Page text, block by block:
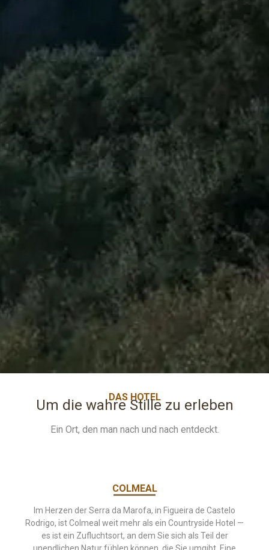
DAS HOTEL
Um die wahre Stille zu erleben
Ein Ort, den man nach und nach entdeckt.
COLMEAL
Im Herzen der Serra da Marofa, in Figueira de Castelo
Rodrigo, ist Colmeal weit mehr als ein Countryside Hotel —
es ist ein Zufluchtsort, an dem Sie sich als Teil der